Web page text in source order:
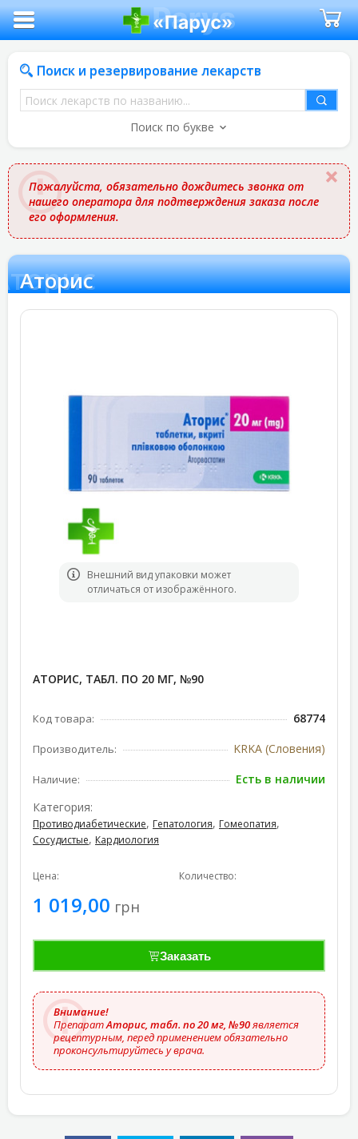
Поиск и резервирование лекарств
Поиск
лекарств
названию
Поиск по букве
Пожалуйста, обязательно дождитесь звонка от
нашего оператора для подтверждения заказа после
его оформления.
Аторис
Bнешний вид упаковки может
отличаться от изображённого.
АТОРИС, ТАБЛ. ПО 20 МГ, №90
Код товара: 68774
Производитель: KRKA (Словения)
Наличие:
Есть в наличии
Категория:
Противодиабетические, Гепатология, Гомеопатия,
Сосудистые, Кардиология
Цена:
1 019,00 грн
Количество:
Заказать
Внимание!
ПрепаратАторис, табл. по 20 мг, №90является
рецептурным, перед применением обязательно
проконсультируйтесь у врача.